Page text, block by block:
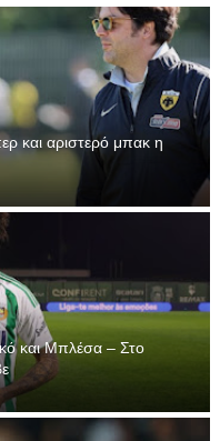
και αριστερό μπακ η
και Μπλέσα – Στο